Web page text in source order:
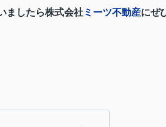
ましたら株式会社ミーツ不動産にぜ